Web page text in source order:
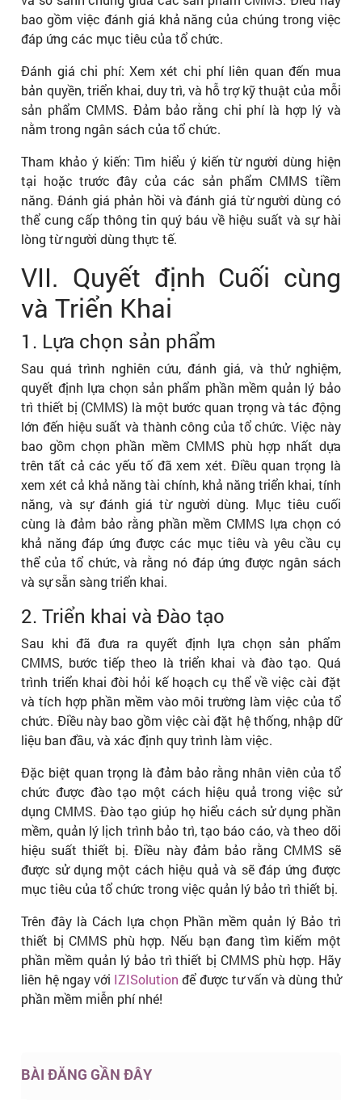
bao gồm việc đánh giá khả năng của chúng trong việc
đáp ứng các mục tiêu của tổ chức.
Đánh giá chi phí: Xem xét chi phí liên quan đến mua
bản quyền, triển khai, duy trì, và hỗ trợ kỹ thuật của mỗi
sản phẩm CMMS. Đảm bảo rằng chi phí là hợp lý và
nằm trong ngân sách của tổ chức.
Tham khảo ý kiến: Tìm hiểu ý kiến từ người dùng hiện
tại hoặc trước đây của các sản phẩm CMMS tiềm
năng. Đánh giá phản hồi và đánh giá từ người dùng có
thể cung cấp thông tin quý báu về hiệu suất và sự hài
lòng từ người dùng thực tế.
VII. Quyết định Cuối cùng
và Triển Khai
1. Lựa chọn sản phẩm
Sau quá trình nghiên cứu, đánh giá, và thử nghiệm,
quyết định lựa chọn sản phẩm phần mềm quản lý bảo
trì thiết bị (CMMS) là một bước quan trọng và tác động
lớn đến hiệu suất và thành công của tổ chức. Việc này
bao gồm chọn phần mềm CMMS phù hợp nhất dựa
trên tất cả các yếu tố đã xem xét. Điều quan trọng là
xem xét cả khả năng tài chính, khả năng triển khai, tính
năng, và sự đánh giá từ người dùng. Mục tiêu cuối
cùng là đảm bảo rằng phần mềm CMMS lựa chọn có
khả năng đáp ứng được các mục tiêu và yêu cầu cụ
thể của tổ chức, và rằng nó đáp ứng được ngân sách
và sự sẵn sàng triển khai.
2. Triển khai và Đào tạo
Sau khi đã đưa ra quyết định lựa chọn sản phẩm
CMMS, bước tiếp theo là triển khai và đào tạo. Quá
trình triển khai đòi hỏi kế hoạch cụ thể về việc cài đặt
và tích hợp phần mềm vào môi trường làm việc của tổ
chức. Điều này bao gồm việc cài đặt hệ thống, nhập dữ
liệu ban đầu, và xác định quy trình làm việc.
Đặc biệt quan trọng là đảm bảo rằng nhân viên của tổ
chức được đào tạo một cách hiệu quả trong việc sử
dụng CMMS. Đào tạo giúp họ hiểu cách sử dụng phần
mềm, quản lý lịch trình bảo trì, tạo báo cáo, và theo dõi
hiệu suất thiết bị. Điều này đảm bảo rằng CMMS sẽ
được sử dụng một cách hiệu quả và sẽ đáp ứng được
mục tiêu của tổ chức trong việc quản lý bảo trì thiết bị.
Trên đây là Cách lựa chọn Phần mềm quản lý Bảo trì
thiết bị CMMS phù hợp. Nếu bạn đang tìm kiếm một
phần mềm quản lý bảo trì thiết bị CMMS phù hợp. Hãy
liên hệ ngay với IZISolution để được tư vấn và dùng thử
phần mềm miễn phí nhé!
BÀI ĐĂNG GẦN ĐÂY